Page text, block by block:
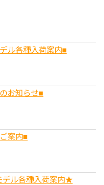
ル各種入荷案内■
お知らせ■
案内■
ル各種入荷案内★